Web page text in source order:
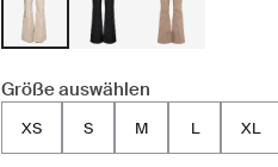
Größe auswählen
XS S M L XL